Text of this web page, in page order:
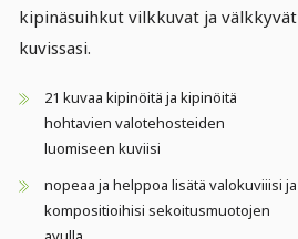
kipinäsuihkut vilkkuvat ja välkkyvät
kuvissasi.
21 kuvaa kipinöitä ja kipinöitä
hohtavien valotehosteiden
luomiseen kuviisi
nopeaa ja helppoa lisätä valokuviiisi ja
kompositioihisi sekoitusmuotojen